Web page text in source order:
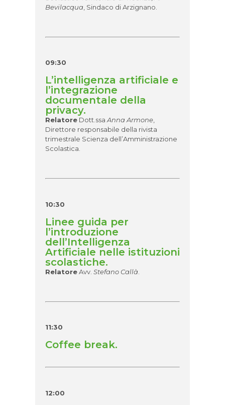
Bevilacqua , Sindaco di Arzignano.
09:30
L’intelligenza artificiale e
l’integrazione
documentale della
privacy.
RelatoreDott.ssaAnna Armone,
Direttore responsabile della rivista
trimestrale Scienza dell’Amministrazione
Scolastica.
10:30
Linee guida per
l’introduzione
dell’Intelligenza
Artificiale nelle istituzioni
scolastiche.
RelatoreAvv. Stefano Callà
11:30
Coffee break.
12:00